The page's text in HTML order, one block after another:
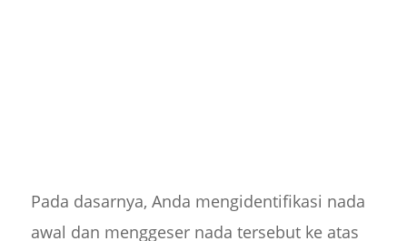
Pada dasarnya, Anda mengidentifikasi nada
awal dan menggeser nada tersebut ke atas